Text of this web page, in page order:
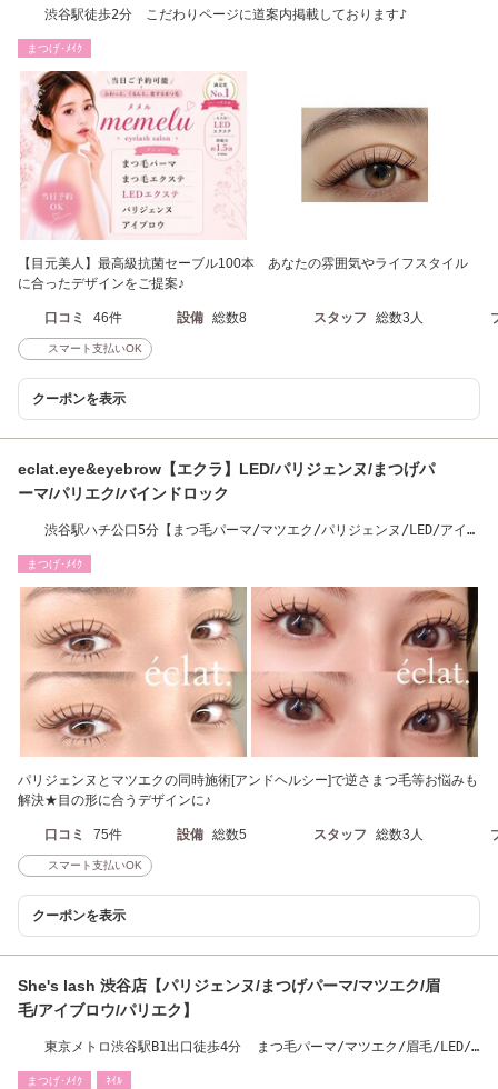
渋谷駅徒歩2分 こだわりページに道案内掲載しております♪
まつげ･ﾒｲｸ
【目元美人】最高級抗菌セーブル100本 あなたの雰囲気やライフスタイル
に合ったデザインをご提案♪
口コミ 46件 設備 総数8 スタッフ 総数3人
スマート支払いOK
クーポンを表示
eclat.eye&eyebrow【エクラ】LED/パリジェンヌ/まつげパ
ーマ/パリエク/バインドロック
渋谷駅ハチ公口5分【まつ毛パーマ/マツエク/パリジェンヌ/LED/アイブ
まつげ･ﾒｲｸ
パリジェンヌとマツエクの同時施術[アンドヘルシー]で逆さまつ毛等お悩みも
解決★目の形に合うデザインに♪
口コミ 75件 設備 総数5 スタッフ 総数3人
スマート支払いOK
クーポンを表示
She's lash 渋谷店【パリジェンヌ/まつげパーマ/マツエク/眉
毛/アイブロウ/パリエク】
東京メトロ渋谷駅B1出口徒歩4分 まつ毛パーマ/マツエク/眉毛/LED/
まつげ･ﾒｲｸ ﾈｲﾙ